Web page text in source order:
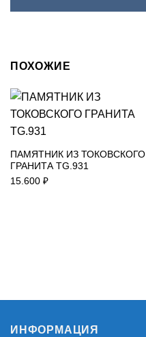
ПОХОЖИЕ
ПАМЯТНИК ИЗ ТОКОВСКОГО
ГРАНИТА TG.931
15.600 ₽
ИНФОРМАЦИЯ